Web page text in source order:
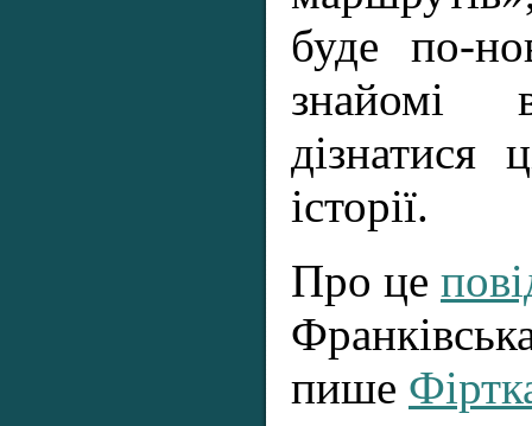
буде по-
знайомі
дізнатися
історії.
Про це
пише